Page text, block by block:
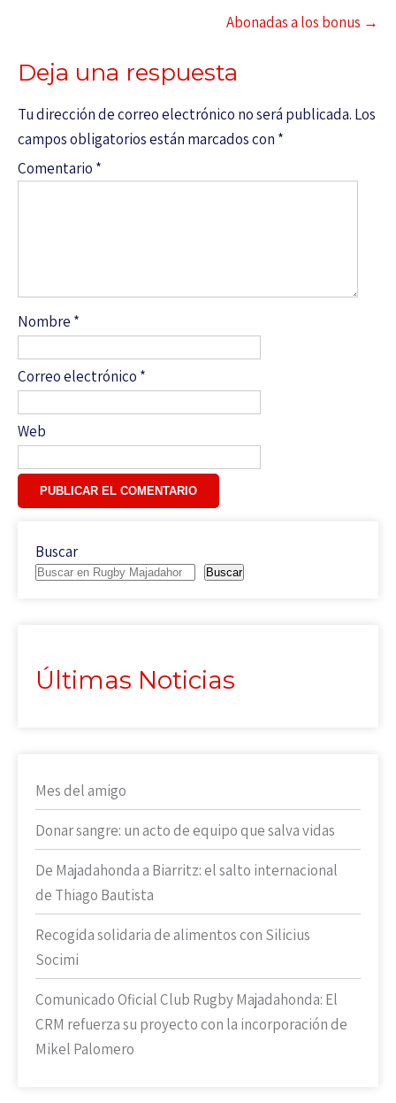
Abonadas a los bonus →
Deja una respuesta
Tu dirección de correo electrónico no será publicada. Los
campos obligatorios están marcados con *
Comentario *
Nombre *
Correo electrónico *
Web
Buscar
Buscar
Últimas Noticias
Mes del amigo
Donar sangre: un acto de equipo que salva vidas
De Majadahonda a Biarritz: el salto internacional
de Thiago Bautista
Recogida solidaria de alimentos con Silicius
Socimi
Comunicado Oficial Club Rugby Majadahonda: El
CRM refuerza su proyecto con la incorporación de
Mikel Palomero